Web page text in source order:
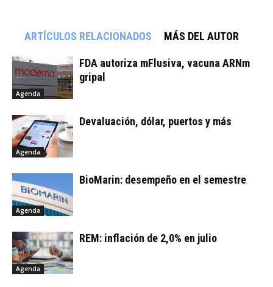
ARTÍCULOS RELACIONADOS MÁS DEL AUTOR
Agenda
FDA autoriza mFlusiva, vacuna ARNm
gripal
Agenda
Devaluación, dólar, puertos y más
Agenda
BioMarin: desempeño en el semestre
Agenda
REM: inflación de 2,0% en julio